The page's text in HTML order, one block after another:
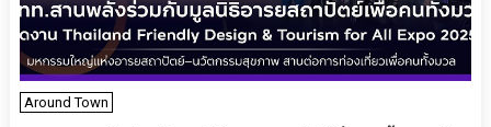
Around Town